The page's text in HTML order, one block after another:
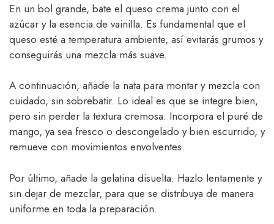
En un bol grande, bate el queso crema junto con el
azúcar y la esencia de vainilla. Es fundamental que el
queso esté a temperatura ambiente, así evitarás grumos y
conseguirás una mezcla más suave.
A continuación, añade la nata para montar y mezcla con
cuidado, sin sobrebatir. Lo ideal es que se integre bien,
pero sin perder la textura cremosa. Incorpora el puré de
mango, ya sea fresco o descongelado y bien escurrido, y
remueve con movimientos envolventes.
Por último, añade la gelatina disuelta. Hazlo lentamente y
sin dejar de mezclar, para que se distribuya de manera
uniforme en toda la preparación.